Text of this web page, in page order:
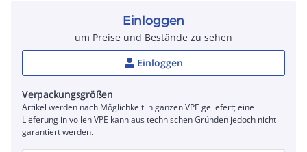
Einloggen
um Preise und Bestände zu sehen
Einloggen
Verpackungsgrößen
Artikel werden nach Möglichkeit in ganzen VPE geliefert; eine
Lieferung in vollen VPE kann aus technischen Gründen jedoch nicht
garantiert werden.